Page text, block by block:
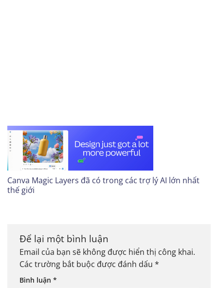
Canva Magic Layers đã có trong các trợ lý AI lớn nhất
thế giới
Để lại một bình luận
Email của bạn sẽ không được hiển thị công khai.
Các trường bắt buộc được đánh dấu *
Bình luận *